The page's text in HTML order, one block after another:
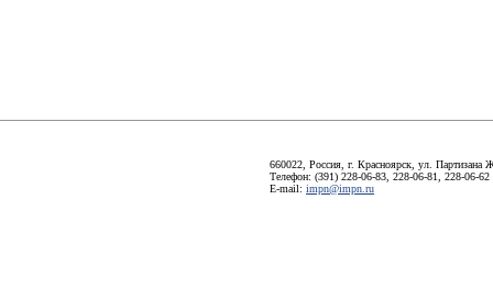
660022, Россия, г. Красноярск, ул. Партизана
Телефон: (391) 228-06-83, 228-06-81, 228-06-62
E-mail: impn@impn.ru